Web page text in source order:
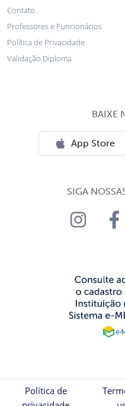
Contato
Professores e Funcionários
Política de Privacidade
Validação Diploma
BAIXE
App Store
SIGA
Política de